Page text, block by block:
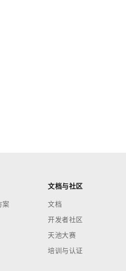
案
文档与社区
文档
开发者社区
天池大赛
培训与认证